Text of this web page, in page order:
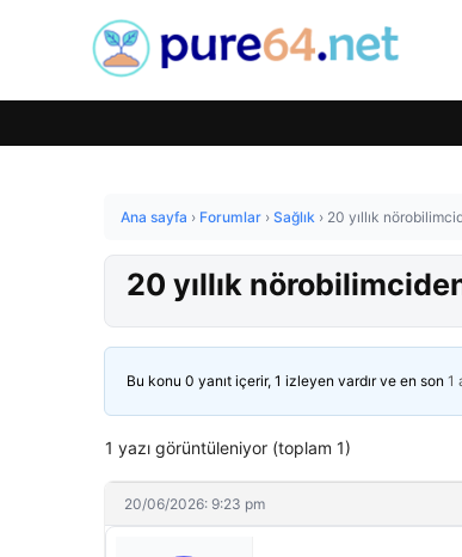
Ana sayfa › Forumlar › Sağlık › 20 yıllık
20 yıllık
Bu konu 0 yanıt içerir, 1 izleyen vardır ve en son 1
1 yazı görüntüleniyor (toplam 1)
20/06/2026: 9:23 pm